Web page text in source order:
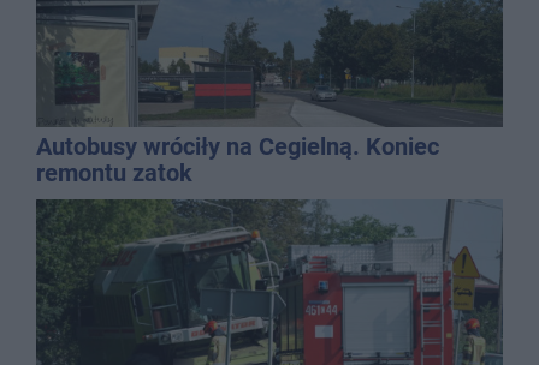
Autobusy wróciły na Cegielną. Koniec
remontu zatok